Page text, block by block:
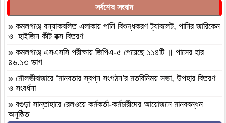
সর্বশেষ সংবাদ
» কমলগঞ্জে বন্যাকবলিত এলাকায় পানি বিশুদ্ধকরণ ট্যাবলেট, পানির জারিকেন
ও হাইজিন কীট বক্স বিতরণ
» কমলগঞ্জে এসএসসি পরীক্ষায় জিপিএ-৫ পেয়েছে ১১৪টি ॥ পাসের হার
৪৬.১৩ ভাগ
» মৌলভীবাজারে ‘মানবতার স্বপ্ন সংগঠন’র মতবিনিময় সভা, উপহার বিতরণ
ও সংবর্ধনা
» বগুড়া সান্তাহারে রেলওয়ে কর্মকর্তা-কর্মচারীদের আয়োজনে মানববন্ধন
অনুষ্ঠিত